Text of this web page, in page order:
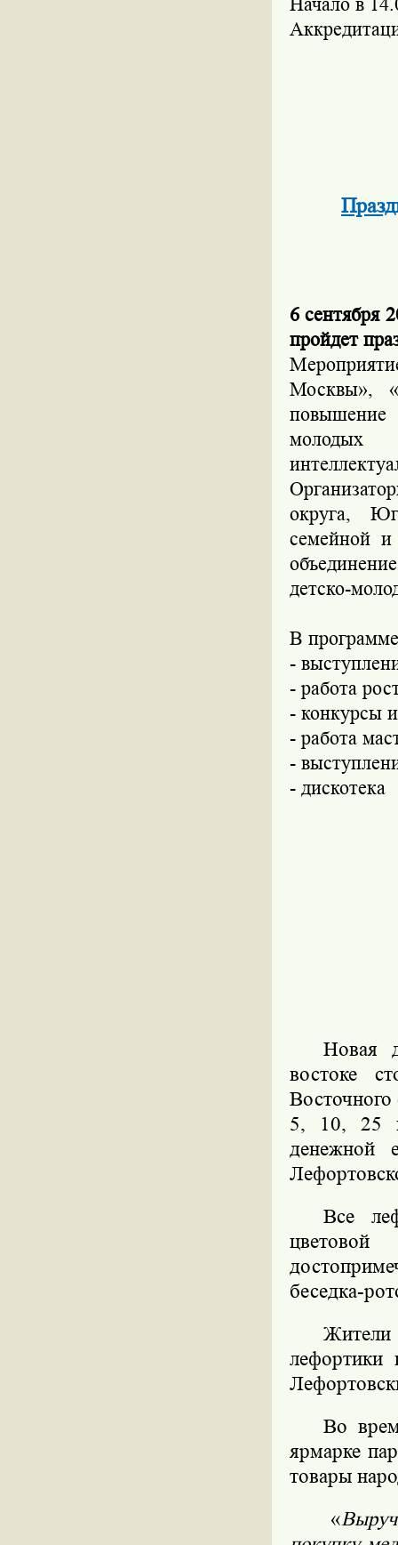
6 сентября
пройдет п
Москвы»,
повышение
молодых
округа,
семейной
детско-
В
-
- работа
- конкурсы
- работа
-
- дискотека
Новая
востоке
5, 10, 25
денежной
Все
беседка-
лефортики
Во
ярмарке
товары
«